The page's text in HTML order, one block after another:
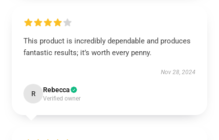
This product is incredibly dependable and produces
fantastic results; it’s worth every penny.
Nov 28, 2024
R Rebecca
Verified owner